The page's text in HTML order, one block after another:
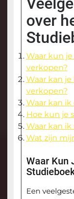
over
Waar kun
verkopen?
Waar kan
verkopen?
Waar kan
Hoe kun je
Waar kan
Wat zijn
Waar Kun
Een